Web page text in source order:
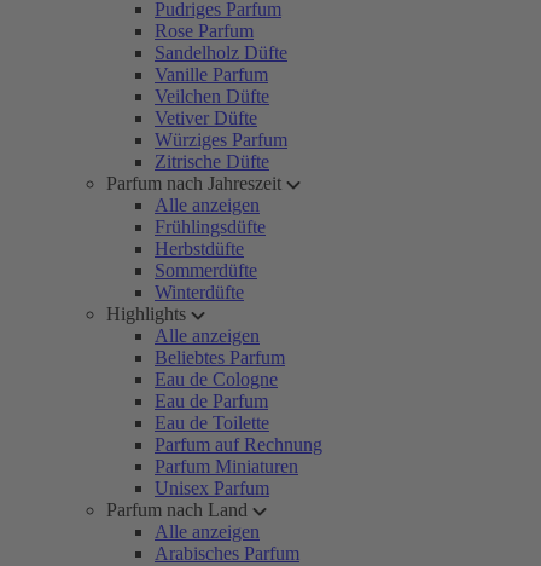
Pudriges Parfum
Rose Parfum
Sandelholz Düfte
Vanille Parfum
Veilchen Düfte
Vetiver Düfte
Würziges Parfum
Zitrische Düfte
Parfum nach Jahreszeit
Alle anzeigen
Frühlingsdüfte
Herbstdüfte
Sommerdüfte
Winterdüfte
Highlights
Alle anzeigen
Beliebtes Parfum
Eau de Cologne
Eau de Parfum
Eau de Toilette
Parfum auf Rechnung
Parfum Miniaturen
Unisex Parfum
Parfum nach Land
Alle anzeigen
Arabisches Parfum